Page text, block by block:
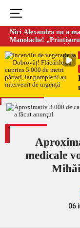
Nici Alexandra nu a
Manolache!
doi ani de căsnicie
medicale
06